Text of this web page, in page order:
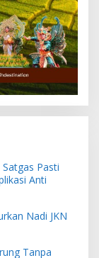
Pasti
Anti
Nadi JKN
Tanpa